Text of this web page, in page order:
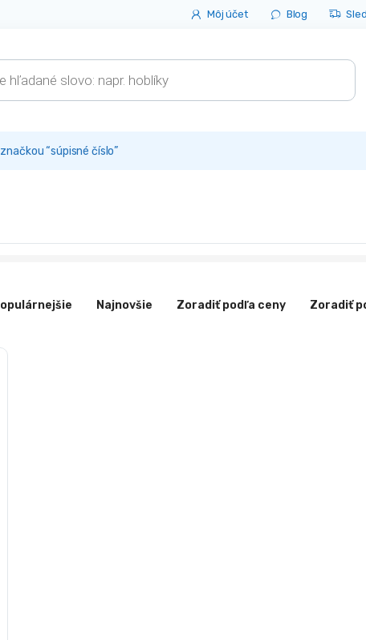
Môj účet Blog
“súpisné číslo”
Najnovšie Zoradiť podľa ceny Zoradiť